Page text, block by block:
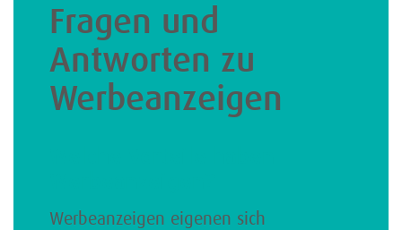
Fragen und
Antworten zu
Werbeanzeigen
Werbeanzeigen eigenen sich